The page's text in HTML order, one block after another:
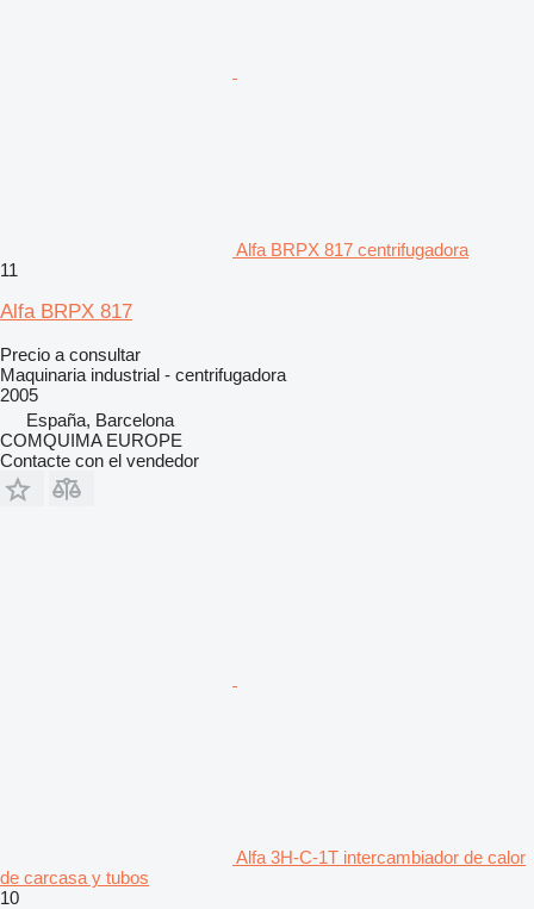
Alfa BRPX 817 centrifugadora
11
Alfa BRPX 817
Precio a consultar
Maquinaria industrial - centrifugadora
2005
España, Barcelona
COMQUIMA EUROPE
Contacte con el vendedor
Alfa 3H-C-1T intercambiador de calor
de carcasa y tubos
10